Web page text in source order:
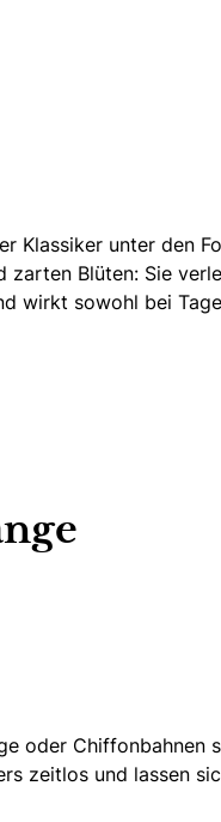
Klassiker unter den
zarten Blüten: Sie
wirkt sowohl bei
oder Chiffonbahnen
zeitlos und lassen